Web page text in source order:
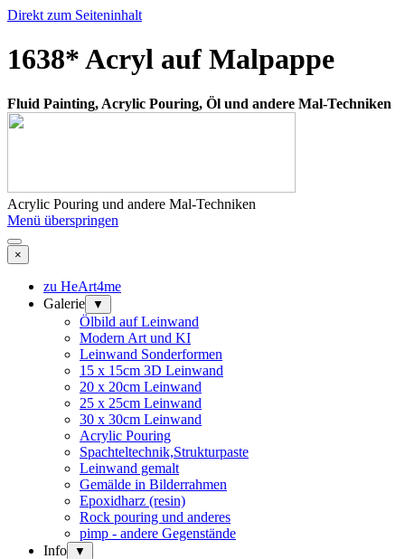
Direkt zum Seiteninhalt
1638* Acryl auf Malpappe
Fluid Painting, Acrylic Pouring, Öl und andere Mal-Techniken
Acrylic Pouring und andere Mal-Techniken
Menü überspringen
×
zu HeArt4me
Galerie
▼
Ölbild auf Leinwand
Modern Art und KI
Leinwand Sonderformen
15 x 15cm 3D Leinwand
20 x 20cm Leinwand
25 x 25cm Leinwand
30 x 30cm Leinwand
Acrylic Pouring
Spachteltechnik,Strukturpaste
Leinwand gemalt
Gemälde in Bilderrahmen
Epoxidharz (resin)
Rock pouring und anderes
pimp - andere Gegenstände
Info
▼